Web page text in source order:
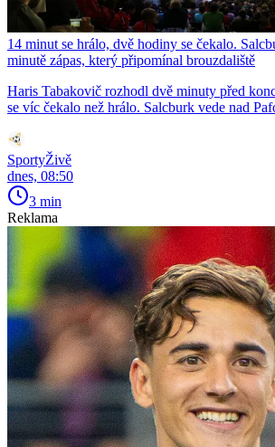
14 minut se hrálo, dvě hodiny se čekalo.
minutě zápas, který připomínal brouzdaliště
Haris Tabakovič rozhodl dvě minuty před
se víc čekalo než hrálo. Salcburk vede nad
SportyŽivě
dnes, 08:50
3 min
Reklama